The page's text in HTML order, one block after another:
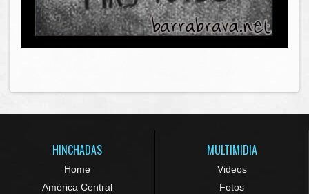
HINCHADAS
Home
América Central
MULTIMIDIA
Videos
Fotos